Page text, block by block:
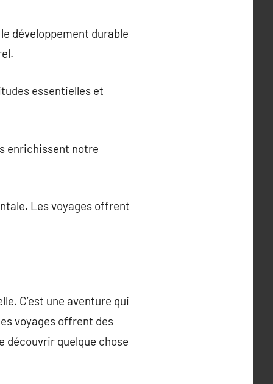
développement durable
essentielles et
enrichissent notre
Les voyages offrent
C’est une aventure qui
voyages offrent des
découvrir quelque chose